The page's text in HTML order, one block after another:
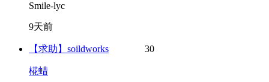
Smile-lyc
9天前
【求助】soildworks 30
椛蜡